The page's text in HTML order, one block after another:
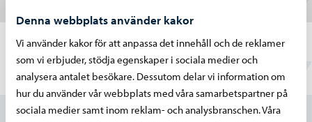
Denna webbplats använder kakor
Vi använder kakor för att anpassa det innehåll och de reklamer
som vi erbjuder, stödja egenskaper i sociala medier och
analysera antalet besökare. Dessutom delar vi information om
hur du använder vår webbplats med våra samarbetspartner på
sociala medier samt inom reklam- och analysbranschen. Våra
Hittade du vad du sökte?